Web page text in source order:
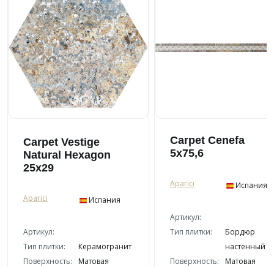
Carpet Vestige
Natural Hexagon
25x29
Aparici Испания
Артикул:
Тип плитки:
Керамогранит
Поверхность:
Матовая
Carpet Cenefa
5x75,6
Aparici Испания
Артикул:
Тип плитки:
Бордюр
настенный
Поверхность:
Матовая